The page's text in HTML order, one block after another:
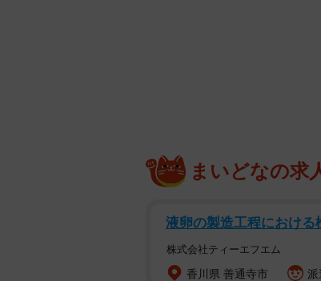
城市内の住宅に侵入し、家族
５００万円と金塊など１４
昨年から今年１月にかけて
江市で大塩衣与さん（９０）
まいどなの求
液卵の製造工程における
株式会社ティーエフエム
香川県 善通寺市 派